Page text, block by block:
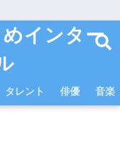
インター
タレント 俳優 音楽